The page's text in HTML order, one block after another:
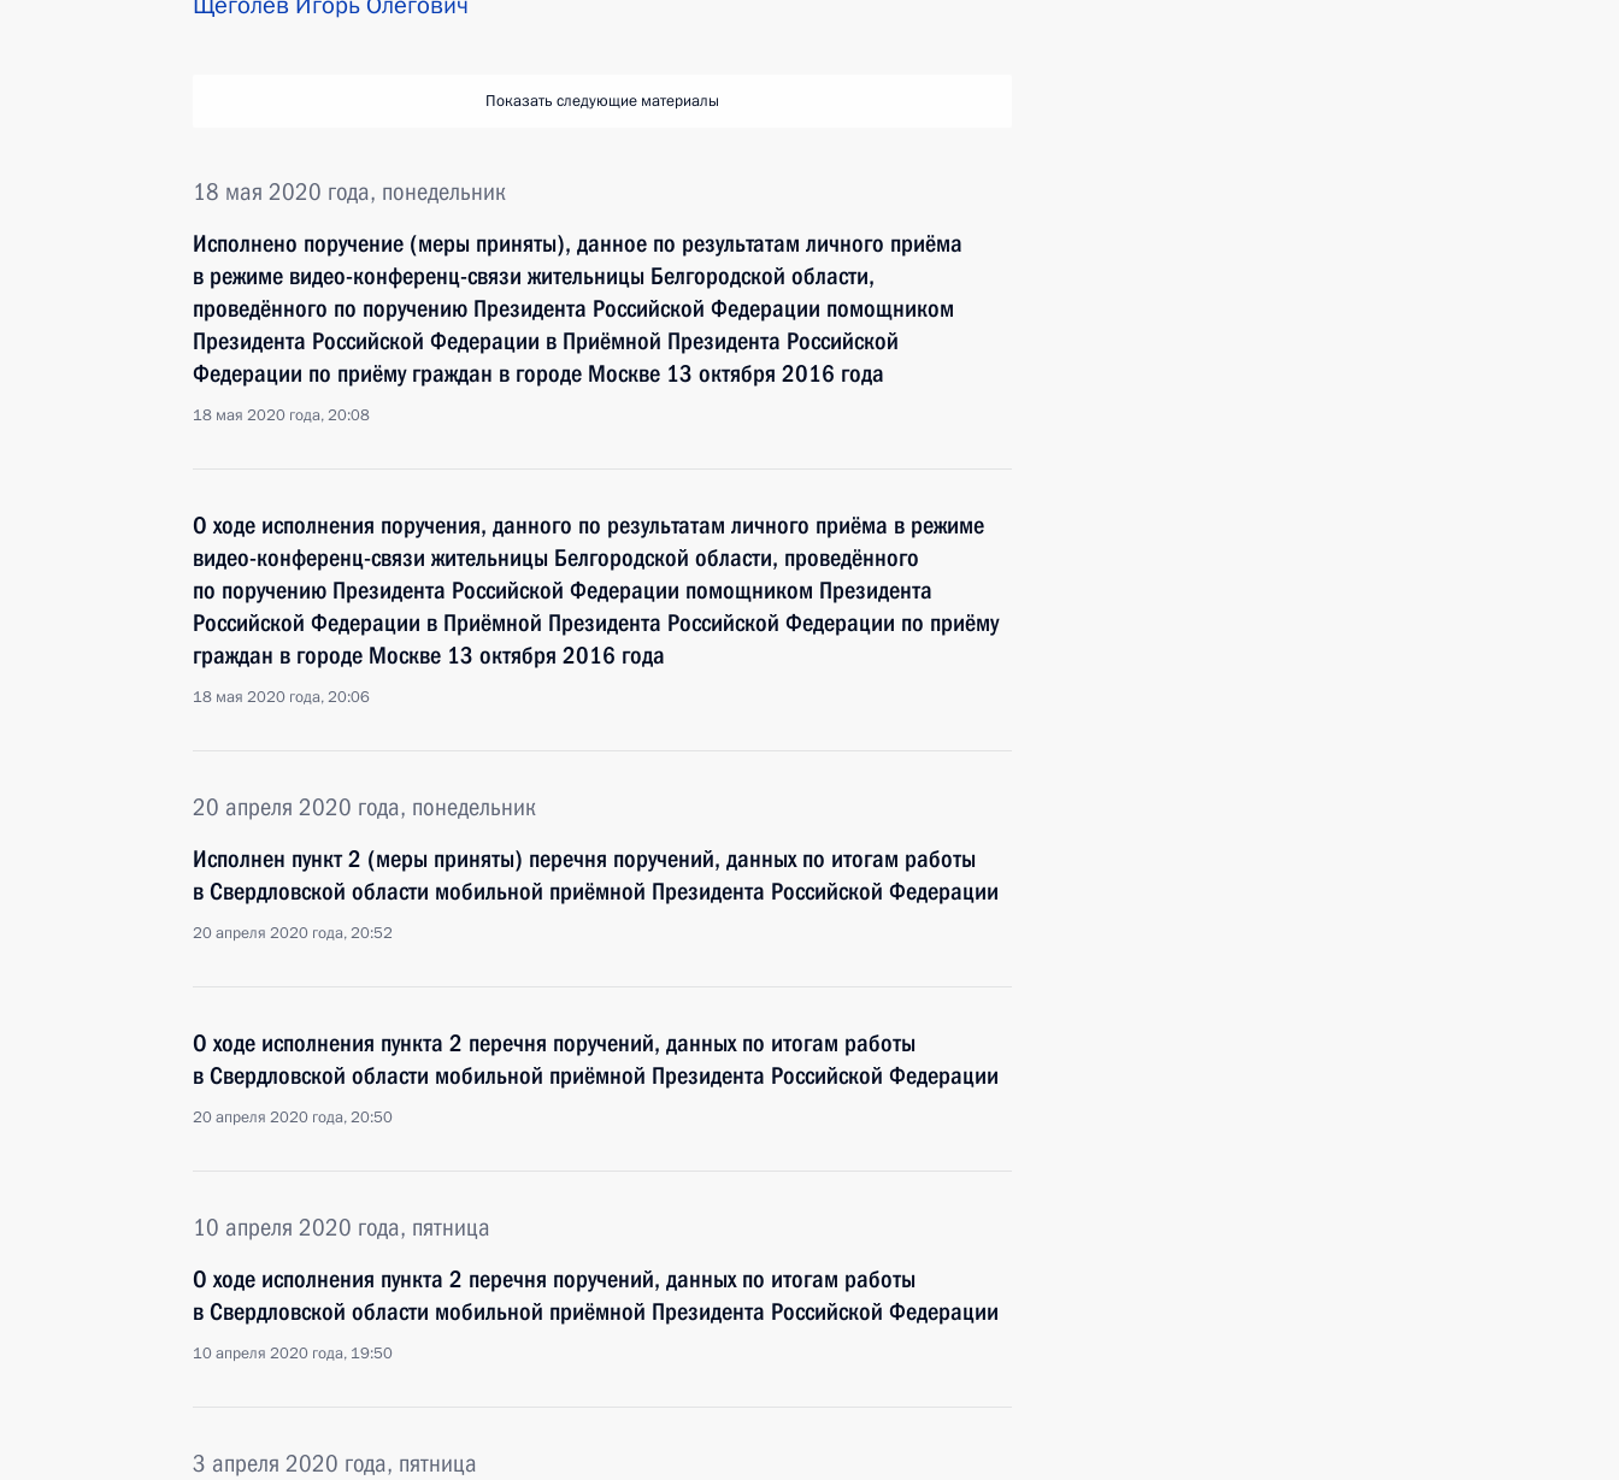
Показать следующие материалы
18 мая 2020 года, понедельник
Исполнено поручение (меры приняты), данное по результатам личного приёма
в режиме видео-конференц-связи жительницы Белгородской области,
проведённого по поручению Президента Российской Федерации помощником
Президента Российской Федерации в Приёмной Президента Российской
Федерации по приёму граждан в городе Москве 13 октября 2016 года
18 мая 2020 года, 20:08
О ходе исполнения поручения, данного по результатам личного приёма в режиме
видео-конференц-связи жительницы Белгородской области, проведённого
по поручению Президента Российской Федерации помощником Президента
Российской Федерации в Приёмной Президента Российской Федерации по приёму
граждан в городе Москве 13 октября 2016 года
18 мая 2020 года, 20:06
20 апреля 2020 года, понедельник
Исполнен пункт 2 (меры приняты) перечня поручений, данных по итогам работы
в Свердловской области мобильной приёмной Президента Российской Федерации
20 апреля 2020 года, 20:52
О ходе исполнения пункта 2 перечня поручений, данных по итогам работы
в Свердловской области мобильной приёмной Президента Российской Федерации
20 апреля 2020 года, 20:50
10 апреля 2020 года, пятница
О ходе исполнения пункта 2 перечня поручений, данных по итогам работы
в Свердловской области мобильной приёмной Президента Российской Федерации
10 апреля 2020 года, 19:50
3 апреля 2020 года, пятница